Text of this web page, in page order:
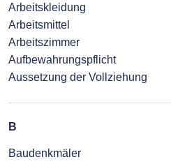
Arbeitskleidung
Arbeitsmittel
Arbeitszimmer
Aufbewahrungspflicht
Aussetzung der Vollziehung
B
Baudenkmäler